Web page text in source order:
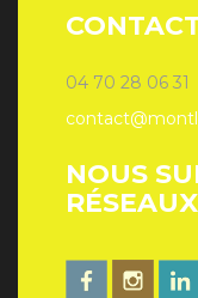
04 70 28 06 31
NOUS